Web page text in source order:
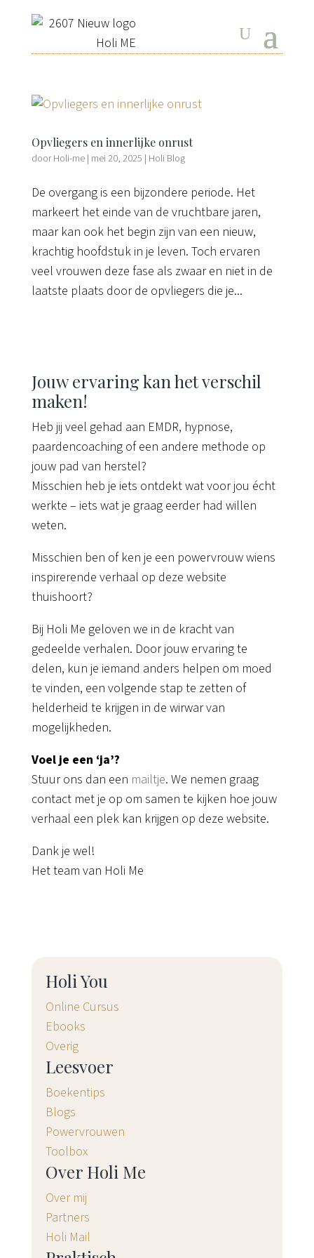
Opvliegers en innerlijke onrust
doorHoli-me| mei 20, 2025 | Holi Blog
De overgang is een bijzondere periode. Het
markeert het einde van de vruchtbare jaren,
maar kan ook het begin zijn van een nieuw,
krachtig hoofdstuk in je leven. Toch ervaren
veel vrouwen deze fase als zwaar en niet in de
laatste plaats door de opvliegers die je...
Jouw ervaring kan het verschil
maken!
Heb jij veel gehad aan EMDR, hypnose,
paardencoaching of een andere methode op
jouw pad van herstel?
Misschien heb je iets ontdekt wat voor jou écht
werkte – iets wat je graag eerder had willen
weten.
Misschien ben of ken je een powervrouw wiens
inspirerende verhaal op deze website
thuishoort?
Bij Holi Me geloven we in de kracht van
gedeelde verhalen. Door jouw ervaring te
delen, kun je iemand anders helpen om moed
te vinden, een volgende stap te zetten of
helderheid te krijgen in de wirwar van
mogelijkheden.
Voel je een ‘ja’?
Stuur ons dan een mailtje. We nemen graag
contact met je op om samen te kijken hoe jouw
verhaal een plek kan krijgen op deze website.
Dank je wel!
Het team van Holi Me
Holi You
Online Cursus
Ebooks
Overig
Leesvoer
Boekentips
Blogs
Powervrouwen
Toolbox
Over Holi Me
Over mij
Partners
Holi Mail